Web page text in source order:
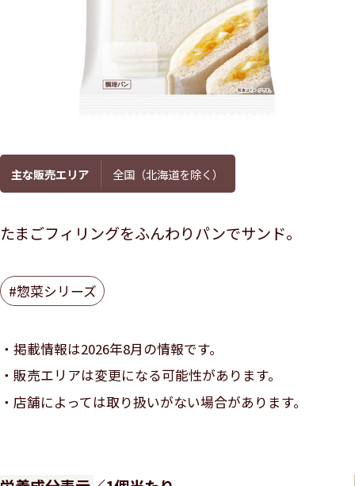
主な販売エリア 全国（北海道を除く）
たまごフィリングをふんわりパンでサンド。
#惣菜シリーズ
掲載情報は2026年8月の情報です。
販売エリアは変更になる可能性があります。
店舗によっては取り扱いがない場合があります。